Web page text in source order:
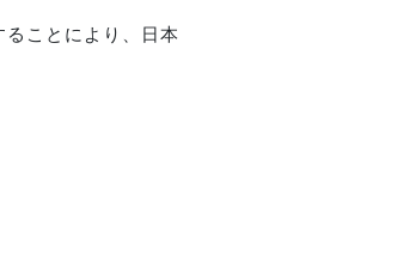
ことにより、日本